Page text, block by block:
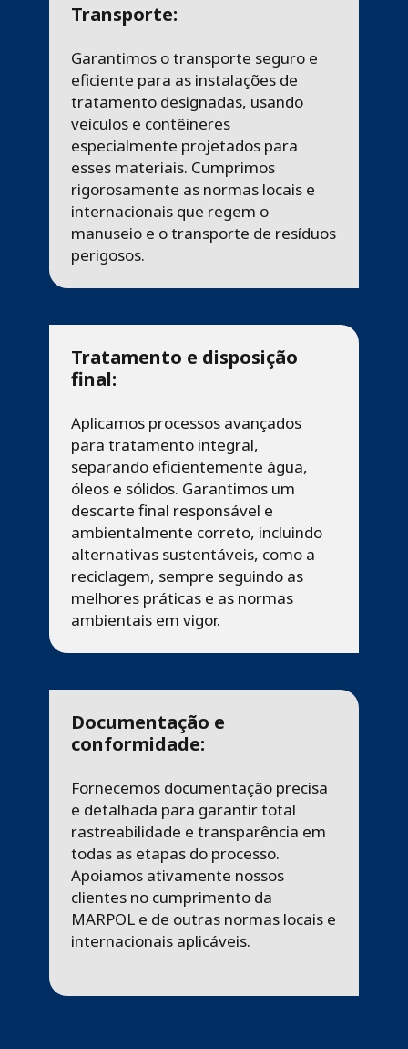
Transporte:
Garantimos o transporte seguro e
eficiente para as instalações de
tratamento designadas, usando
veículos e contêineres
especialmente projetados para
esses materiais. Cumprimos
rigorosamente as normas locais e
internacionais que regem o
manuseio e o transporte de resíduos
perigosos.
Tratamento e disposição
final:
Aplicamos processos avançados
para tratamento integral,
separando eficientemente água,
óleos e sólidos. Garantimos um
descarte final responsável e
ambientalmente correto, incluindo
alternativas sustentáveis, como a
reciclagem, sempre seguindo as
melhores práticas e as normas
ambientais em vigor.
Documentação e
conformidade:
Fornecemos documentação precisa
e detalhada para garantir total
rastreabilidade e transparência em
todas as etapas do processo.
Apoiamos ativamente nossos
clientes no cumprimento da
MARPOL e de outras normas locais e
internacionais aplicáveis.